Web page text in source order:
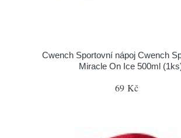
Cwench Sportovní nápoj Cwench
Miracle On Ice 500ml
69 Kč